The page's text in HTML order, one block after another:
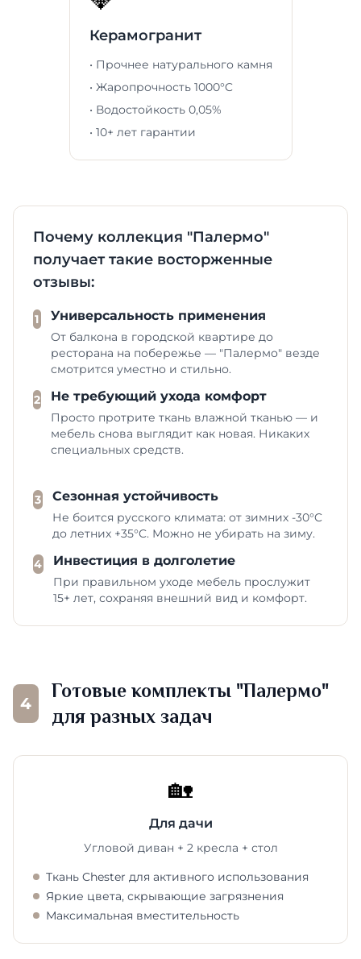
Керамогранит
• Прочнее натурального камня
• Жаропрочность 1000°C
• Водостойкость 0,05%
• 10+ лет гарантии
Почему коллекция "Палермо"
получает такие восторженные
отзывы:
1 Универсальность применения
От балкона в городской квартире до
ресторана на побережье — "Палермо" везде
смотрится уместно и стильно.
2 Не требующий ухода комфорт
Просто протрите ткань влажной тканью — и
мебель снова выглядит как новая. Никаких
специальных средств.
3 Сезонная устойчивость
Не боится русского климата: от зимних -30°C
до летних +35°C. Можно не убирать на зиму.
4 Инвестиция в долголетие
При правильном уходе мебель прослужит
15+ лет, сохраняя внешний вид и комфорт.
4
Готовые комплекты "Палермо"
для разных задач
🏡
Для дачи
Угловой диван + 2 кресла + стол
Ткань Chester для активного использования
Яркие цвета, скрывающие загрязнения
Максимальная вместительность